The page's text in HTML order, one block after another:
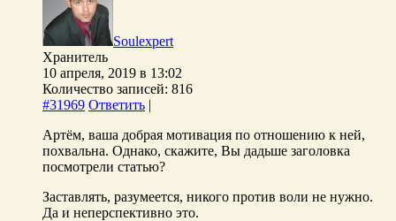
Soulexpert
Хранитель
10 апреля, 2019 в 13:02
Количество записей: 816
#31969 Ответить |
Артём, ваша добрая мотивация по отношению к ней,
похвальна. Однако, скажите, Вы дадьше заголовка
посмотрели статью?
Заставлять, разумеется, никого против воли не нужно.
Да и неперспективно это.